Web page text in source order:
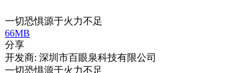
一切恐惧源于火力不足
66MB
分享
开发商: 深圳市百眼泉科技有限公司
一切恐惧源于火力不足